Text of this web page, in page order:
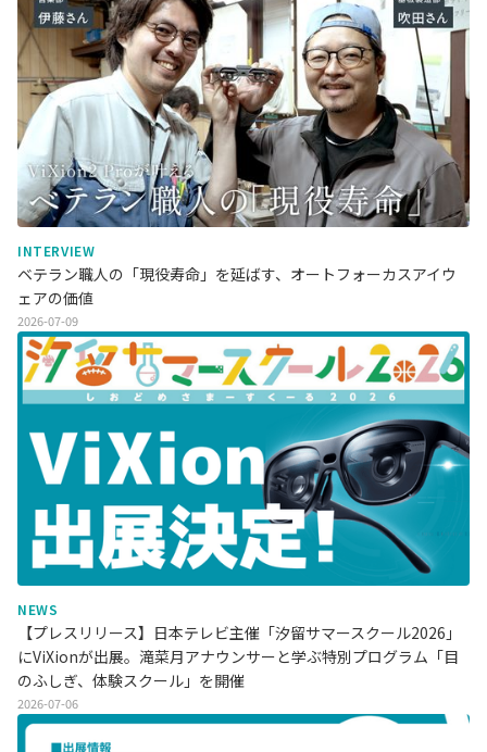
INTERVIEW
ベテラン職人の「現役寿命」を延ばす、オートフォーカスアイウ
ェアの価値
2026-07-09
NEWS
【プレスリリース】日本テレビ主催「汐留サマースクール2026」
にViXionが出展。滝菜月アナウンサーと学ぶ特別プログラム「目
のふしぎ、体験スクール」を開催
2026-07-06